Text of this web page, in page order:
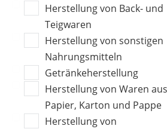
Herstellung von Back- und
Teigwaren
Herstellung von sonstigen
Nahrungsmitteln
Getränkeherstellung
Herstellung von Waren aus
Papier, Karton und Pappe
Herstellung von